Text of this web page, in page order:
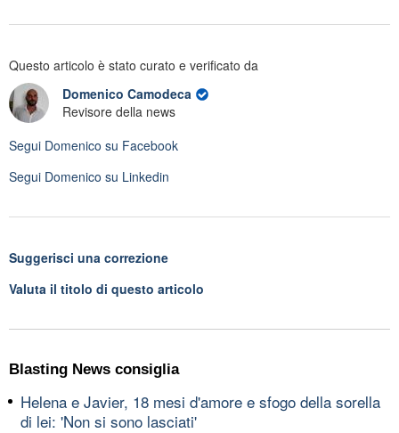
Questo articolo è stato curato e verificato da
Domenico Camodeca
Revisore della news
Segui Domenico su Facebook
Segui Domenico su Linkedin
Suggerisci una correzione
Valuta il titolo di questo articolo
Blasting News consiglia
Helena e Javier, 18 mesi d'amore e sfogo della sorella
di lei: 'Non si sono lasciati'